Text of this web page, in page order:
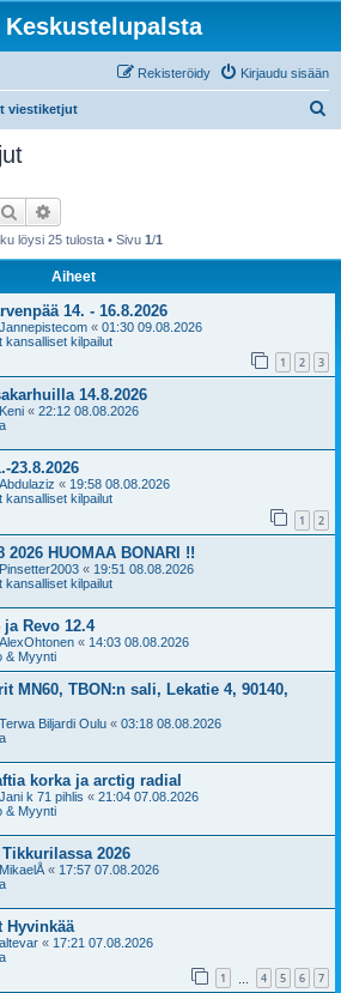
Keskustelupalsta
Kirjaudu sisään
Rekisteröidy
viestiketjut
Etsi
löysi 25 tulosta • Sivu 1/1
Aiheet
14. - 16.8.2026
Jannepistecom « 01:30 09.08.2026
kansalliset kilpailut
1 2 3
14.8.2026
Keni « 22:12 08.08.2026
23.8.2026
Abdulaziz « 19:58 08.08.2026
kansalliset kilpailut
1 2
2026 HUOMAA BONARI !!
Pinsetter2003 « 19:51 08.08.2026
kansalliset kilpailut
Revo 12.4
AlexOhtonen « 14:03 08.08.2026
& Myynti
MN60, TBON:n sali, Lekatie 4, 90140,
Terwa Biljardi Oulu « 03:18 08.08.2026
korka ja arctig radial
Jani k 71 pihlis « 21:04 07.08.2026
& Myynti
2026
MikaelÅ « 17:57 07.08.2026
Hyvinkää
altevar « 17:21 07.08.2026
1 4 5 6 7